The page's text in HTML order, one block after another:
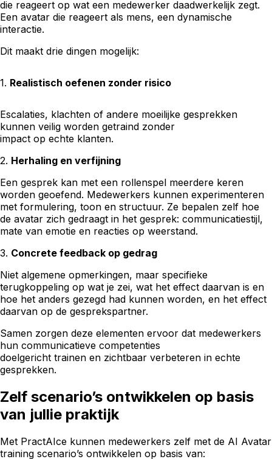
die reageert op wat een medewerker daadwerkelijk zegt.
Een avatar die reageert als mens, een dynamische
interactie.
Dit maakt drie dingen mogelijk:
1. Realistisch oefenen zonder risico
Escalaties, klachten of andere moeilijke gesprekken
kunnen veilig worden getraind zonder
impact op echte klanten.
2. Herhaling en verfijning
Een gesprek kan met een rollenspel meerdere keren
worden geoefend. Medewerkers kunnen experimenteren
met formulering, toon en structuur. Ze bepalen zelf hoe
de avatar zich gedraagt in het gesprek: communicatiestijl,
mate van emotie en reacties op weerstand.
3. Concrete feedback op gedrag
Niet algemene opmerkingen, maar specifieke
terugkoppeling op wat je zei, wat het effect daarvan is en
hoe het anders gezegd had kunnen worden, en het effect
daarvan op de gesprekspartner.
Samen zorgen deze elementen ervoor dat medewerkers
hun communicatieve competenties
doelgericht trainen en zichtbaar verbeteren in echte
gesprekken.
Zelf scenario’s ontwikkelen op basis
van jullie praktijk
Met PractAIce kunnen medewerkers zelf met de AI Avatar
training scenario’s ontwikkelen op basis van: